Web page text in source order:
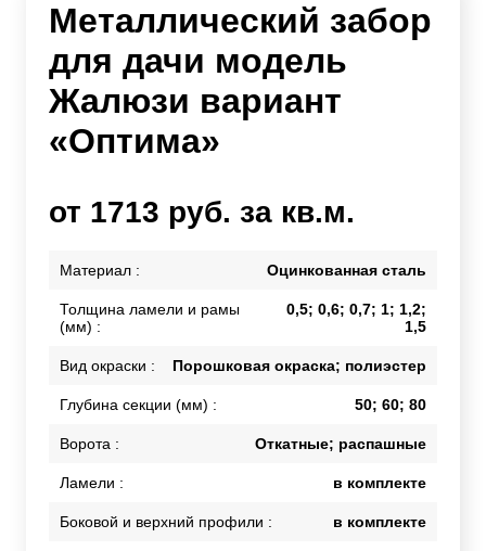
Металлический забор
для дачи модель
Жалюзи вариант
«Оптима»
от 1713 руб. за кв.м.
Материал : Оцинкованная сталь
Толщина ламели и рамы
(мм) :
0,5; 0,6; 0,7; 1; 1,2;
1,5
Вид окраски : Порошковая окраска; полиэстер
Глубина секции (мм) : 50; 60; 80
Ворота : Откатные; распашные
Ламели : в комплекте
Боковой и верхний профили : в комплекте